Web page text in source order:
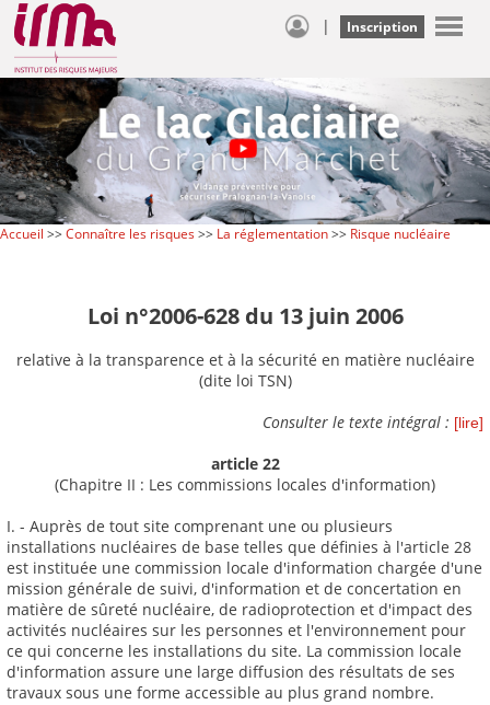
| Inscription
Accueil >>Connaître les risques>> La réglementation>> Risque nucléaire
Loi n°2006-628 du 13 juin 2006
relative à la transparence et à la sécurité en matière nucléaire
(dite loi TSN)
Consulter le texte intégral : [lire]
article 22
(Chapitre II : Les commissions locales d'information)
I. - Auprès de tout site comprenant une ou plusieurs
installations nucléaires de base telles que définies à l'article 28
est instituée une commission locale d'information chargée d'une
mission générale de suivi, d'information et de concertation en
matière de sûreté nucléaire, de radioprotection et d'impact des
activités nucléaires sur les personnes et l'environnement pour
ce qui concerne les installations du site. La commission locale
d'information assure une large diffusion des résultats de ses
travaux sous une forme accessible au plus grand nombre.